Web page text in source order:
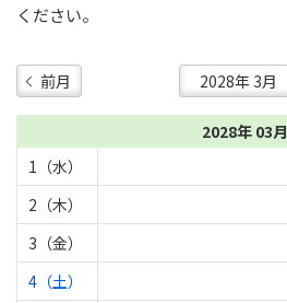
ください。
前月
2028年 03月
1（水）
2（木）
3（金）
4（土）